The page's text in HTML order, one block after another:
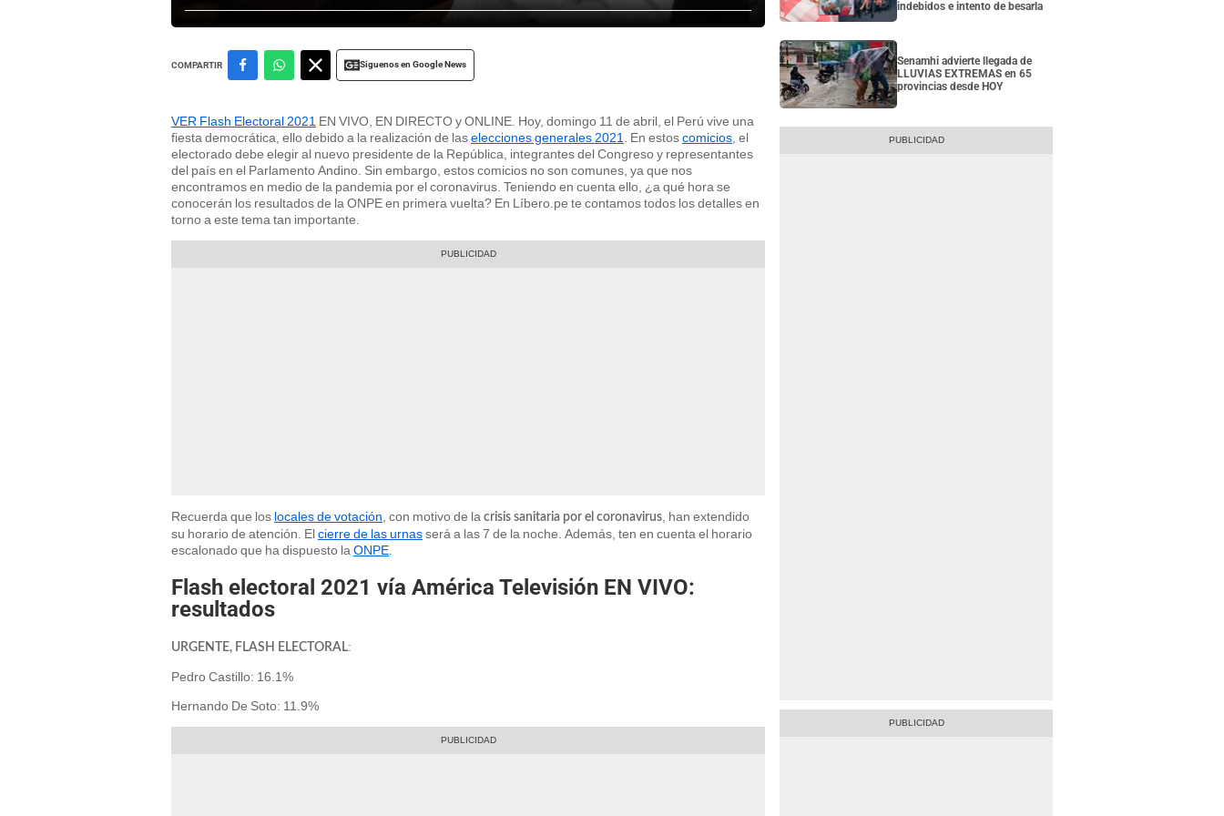
COMPARTIR Siguenos en Google News
VER Flash Electoral 2021 EN VIVO, EN DIRECTO y ONLINE. Hoy, domingo 11 de abril, el Perú vive una
fiesta democrática, ello debido a la realización de laselecciones generales 2021 . En estoscomicios , el
electorado debe elegir al nuevo presidente de la República, integrantes del Congreso y representantes
del país en el Parlamento Andino. Sin embargo, estos comicios no son comunes, ya que nos
encontramos en medio de la pandemia por el coronavirus. Teniendo en cuenta ello, ¿a qué hora se
conocerán los resultados de la ONPE en primera vuelta? En Líbero.pe te contamos todos los detalles en
torno a este tema tan importante.
Recuerda que los locales de votación , con motivo de la crisis sanitaria por el coronavirus , han extendido
su horario de atención. Elcierre de las urnasserá a las 7 de la noche. Además, ten en cuenta el horario
escalonado que ha dispuesto la ONPE
Flash electoral 2021 vía América Televisión EN VIVO:
resultados
URGENTE, FLASH ELECTORAL:
Pedro Castillo: 16.1%
Hernando De Soto: 11.9%
indebidos e intento de besarla
Senamhi advierte llegada de
LLUVIAS EXTREMAS en 65
provincias desde HOY